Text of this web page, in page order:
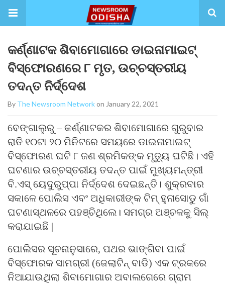
କର୍ଣ୍ଣାଟକ ଶିବାମୋଗାରେ ଡାଇନାମାଇଟ୍
ବିସ୍ଫୋରଣରେ ୮ ମୃତ, ଉଚ୍ଚସ୍ତରୀୟ
ତଦନ୍ତ ନିର୍ଦ୍ଦେଶ
By The Newsroom Networkon January 22, 2021
ବେଙ୍ଗାଲୁରୁ – କର୍ଣ୍ଣାଟକର ଶିବାମୋଗାରେ ଗୁରୁବାର
ରାତି ୧୦ଟା ୨୦ ମିନିଟରେ ସମୟରେ ଡାଇନାମାଇଟ୍
ବିସ୍ଫୋରଣ ଘଟି ୮ ଜଣ ଶ୍ରମିକଙ୍କ ମୃତ୍ୟୁ ଘଟିଛି। ଏହି
ଘଟଣାର ଉଚ୍ଚସ୍ତରୀୟ ତଦନ୍ତ ପାଇଁ ମୁଖ୍ୟମନ୍ତ୍ରୀ
ବି.ଏସ୍ ୟେଦୁରୁପ୍ପା ନିର୍ଦ୍ଦେଶ ଦେଇଛନ୍ତି। ଶୁକ୍ରବାର
ସକାଳେ ପୋଲିସ ଏବଂ ଅଧିକାରୀଙ୍କ ଟିମ୍ ହୁନାସୋଡୁ ଗାଁ
ଘଟଣାସ୍ଥଳରେ ପହଞ୍ଚିଥିଲେ। ସମଗ୍ର ଅଞ୍ଚଳକୁ ସିଲ୍
କରାଯାଇଛି |
ପୋଲିସର ସୂଚନାନୁସାରେ, ପଥର ଭାଙ୍ଗିବା ପାଇଁ
ବିସ୍ଫୋରକ ସାମଗ୍ରୀ (ଜେଲାଟିନ୍ ବାଡି) ଏକ ଟ୍ରକରେ
ନିଆଯାଉଥିଲା ଶିବାମୋଗାର ଅବାଲଗେରେ ଗ୍ରାମ